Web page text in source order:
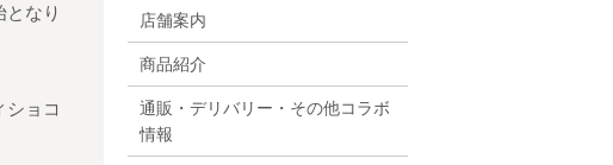
なり
ョコ
店舗案内
商品紹介
通販・デリバリー・その他コラボ
情報